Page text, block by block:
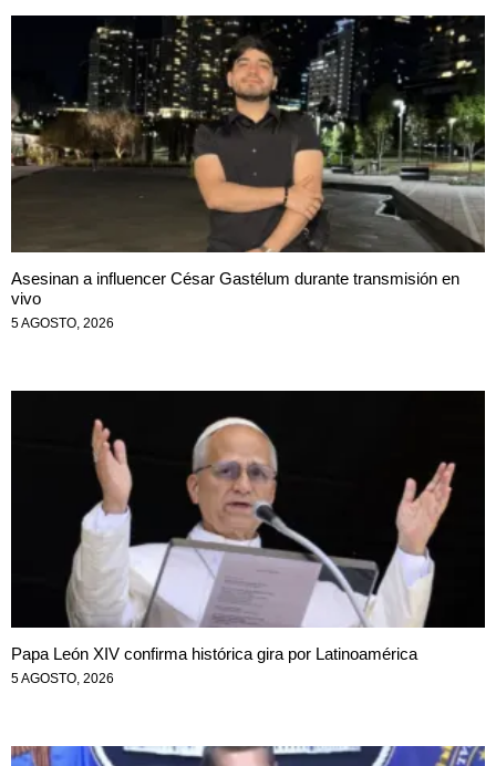
Asesinan a influencer César Gastélum durante transmisión en
vivo
5 AGOSTO, 2026
Papa León XIV confirma histórica gira por Latinoamérica
5 AGOSTO, 2026